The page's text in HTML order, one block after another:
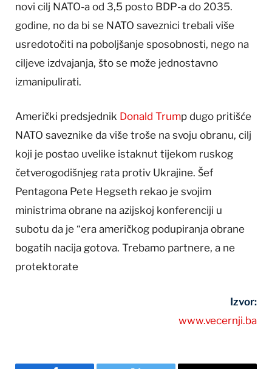
novi cilj NATO-a od 3,5 posto BDP-a do 2035.
godine, no da bi se NATO saveznici trebali više
usredotočiti na poboljšanje sposobnosti, nego na
ciljeve izdvajanja, što se može jednostavno
izmanipulirati.
Američki predsjednik Donald Trump dugo pritišće
NATO saveznike da više troše na svoju obranu, cilj
koji je postao uvelike istaknut tijekom ruskog
četverogodišnjeg rata protiv Ukrajine. Šef
Pentagona Pete Hegseth rekao je svojim
ministrima obrane na azijskoj konferenciji u
subotu da je “era američkog podupiranja obrane
bogatih nacija gotova. Trebamo partnere, a ne
protektorate
Izvor:
www.vecernji.ba